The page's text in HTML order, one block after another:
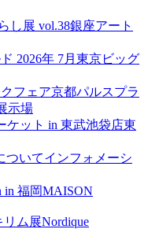
し展 vol.38銀座アート
2026年 7月 東京ビッグ
フェア京都パルスプラ
示場
ケット in 東武池袋店東
ついてインフォメーシ
in 福岡MAISON
リム展Nordique